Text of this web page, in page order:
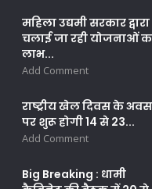
महिला उद्यमी सरकार द्वारा
चलाई जा रही योजनाओं
लाभ...
Add Comment
राष्ट्रीय खेल दिवस के
पर शुरू होगी 14 से 23...
Add Comment
Big Breaking : धामी